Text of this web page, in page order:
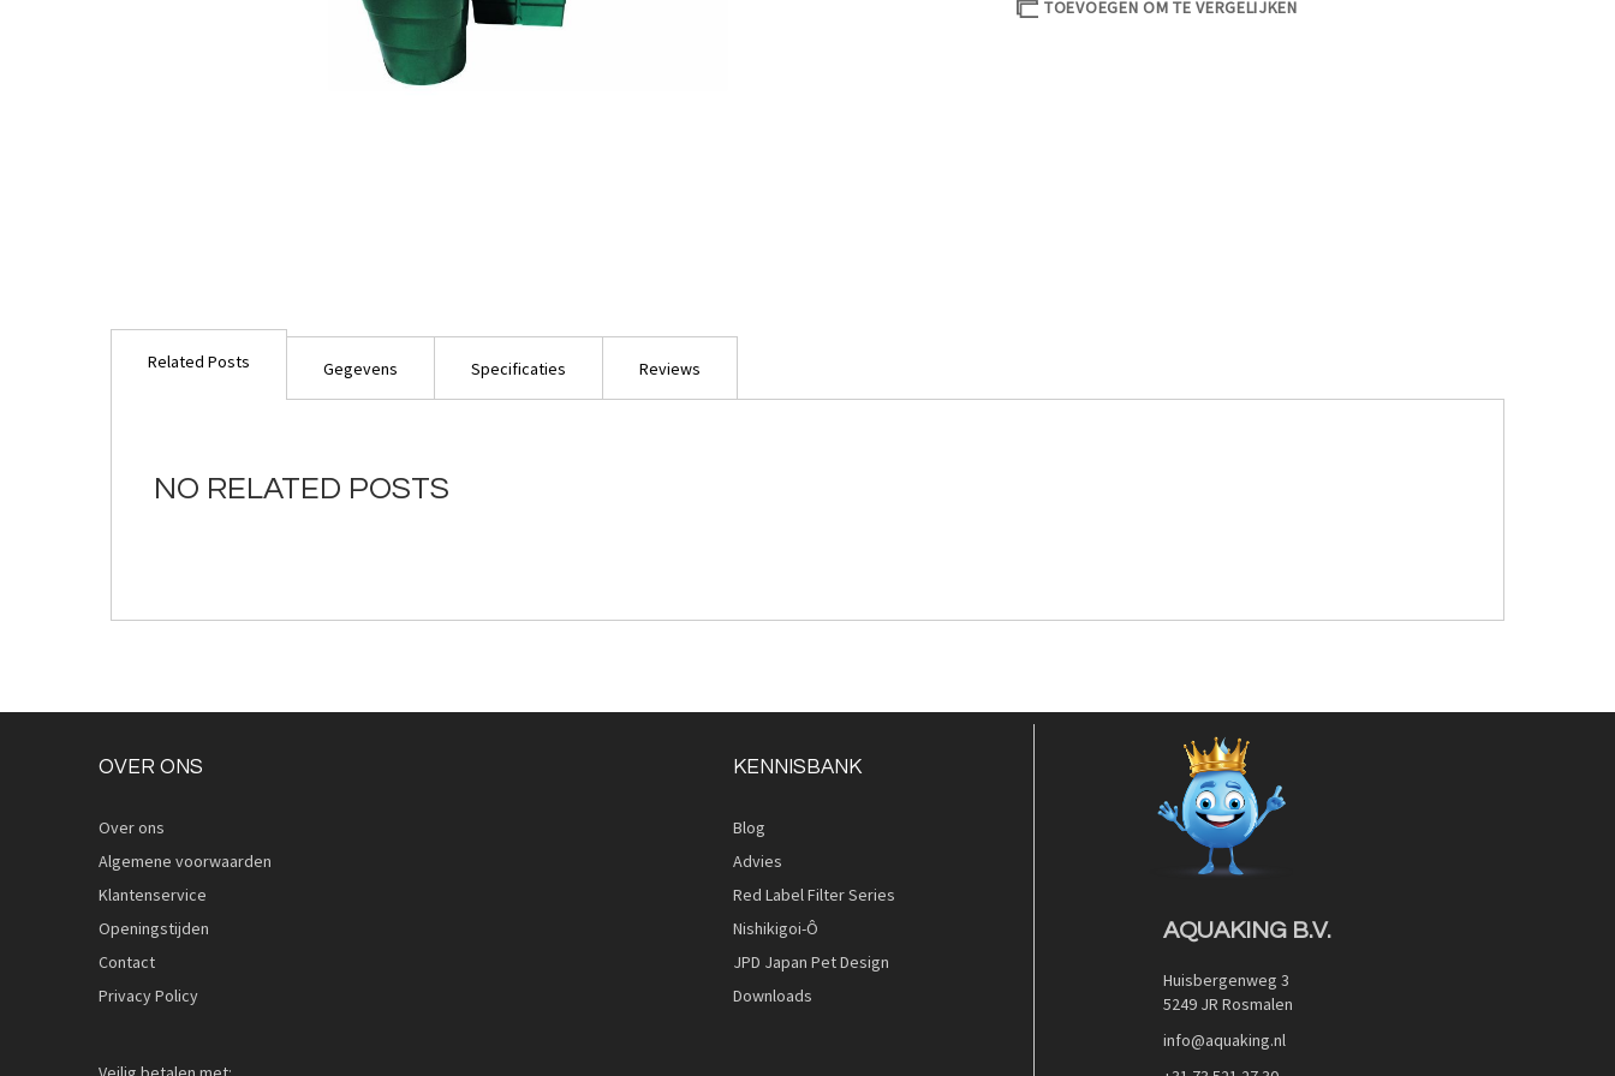
TOEVOEGEN OM TE VERGELIJKEN
gallerij
Related Posts
NO RELATED POSTS
Gegevens Specificaties Reviews
OVER ONS
Over ons
Algemene voorwaarden
Klantenservice
Openingstijden
Contact
Privacy Policy
KENNISBANK
Blog
Advies
Red Label Filter Series
Nishikigoi-Ô
JPD Japan Pet Design
Downloads
AQUAKING B.V.
Huisbergenweg 3
5249 JR Rosmalen
info@aquaking.nl